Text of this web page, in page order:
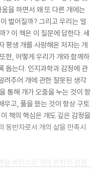
을 하면서 왜 또 다른 개에는
벌어질까? 그리고 우리는 얼
? 이 책은 이 질문에 답한다. 세
평생 개를 사랑해온 저자는 개
한, 어떻게 우리가 개와 함께하
돕는다. 인지과학과 감정에 관
려주어 개에 관한 잘못된 생각
통해 개가 오줌을 누는 것이 항
우고, 풀을 뜯는 것이 항상 구토
책의 핵심은 개도 깊은 감정을
동반자로서 개의 삶을 만족시
을 바탕으로 개의 인지적·감정